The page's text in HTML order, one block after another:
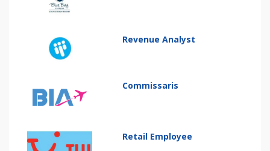
Revenue Analyst
Commissaris
Retail Employee